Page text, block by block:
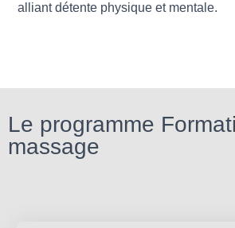
alliant détente physique et mentale.
Le programme
massage